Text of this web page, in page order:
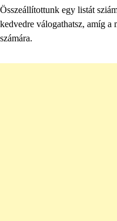
Összeállítottunk egy listát
kedvedre válogathatsz, amíg a
számára.